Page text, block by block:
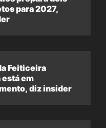
para 2027,
Feiticeira
em
diz insider